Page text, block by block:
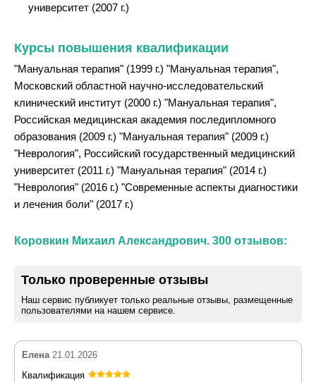
университет (2007 г.)
Курсы повышения квалификации
"Мануальная терапия" (1999 г.) "Мануальная терапия",
Московский областной научно-исследовательский
клинический институт (2000 г.) "Мануальная терапия",
Российская медицинская академия последипломного
образования (2009 г.) "Мануальная терапия" (2009 г.)
"Неврология", Российский государственный медицинский
университет (2011 г.) "Мануальная терапия" (2014 г.)
"Неврология" (2016 г.) "Современные аспекты диагностики
и лечения боли" (2017 г.)
Коровкин Михаил Александрович. 300 отзывов:
Только проверенные отзывы
Наш сервис публикует только реальные отзывы, размещенные
пользователями на нашем сервисе.
Елена 21.01.2026
Квалификация